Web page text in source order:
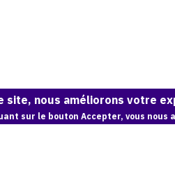
site, nous améliorons votre
sur le bouton Accepter, vous